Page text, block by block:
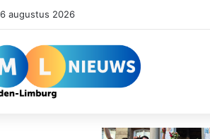
augustus 2026